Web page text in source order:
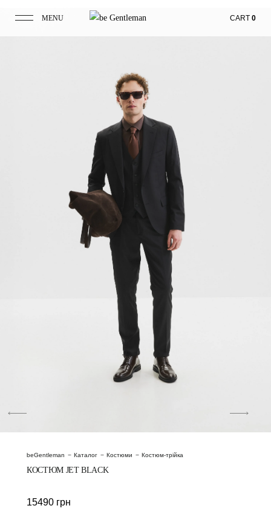
MENU CART 0
beGentleman Каталог Костюми Костюм-трійка
КОСТЮМ JET BLACK
15490 грн